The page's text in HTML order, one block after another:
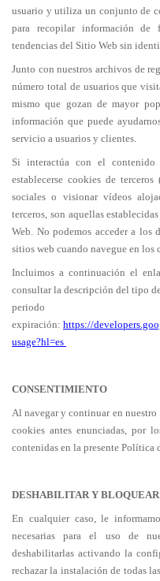
usuario y utiliza un conjunto de
para recopilar información de
tendencias del Sitio Web sin
Junto con nuestros archivos de
número total de usuarios que
mismo que gozan de mayor
información que puede
servicio a usuarios y clientes.
Si interactúa con el
establecerse cookies de
sociales o visionar vídeos
terceros, son aquellas
Web. No podemos acceder a los
sitios web cuando navegue en los
Incluimos a continuación el
consultar la descripción del tipo
expiración: https://
usage?hl=es
CONSENTIMIENTO
Al navegar y continuar en
cookies antes enunciadas, por
contenidas en la presente Política
DESHABILITAR Y
En cualquier caso, le
necesarias para el uso de
deshabilitarlas activando la
rechazar la instalación de todas